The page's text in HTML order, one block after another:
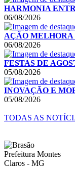
HARMONIA
06/08/2026
AÇÃO MELHORA
06/08/2026
FESTAS DE
05/08/2026
INOVAÇÃO E
05/08/2026
TODAS AS